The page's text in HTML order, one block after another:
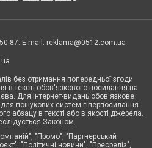
87. E-mail: reklama@0512.com.ua
без отримання попередньої згоди
в тексті обов'язкового посилання на
Для інтернет-видань обов'язкове
пошукових систем гіперпосилання
абзацу в тексті або в якості джерела.
Законом.
"Промо", "Партнерський
"Політичні новини", "Пресреліз",